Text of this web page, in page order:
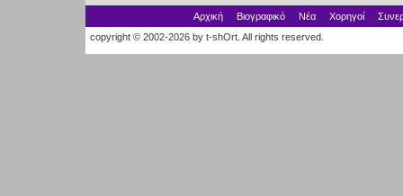
Αρχική Βιογραφικό Νέα Χορηγοί
copyright © 2002-2026 by t-shOrt. All rights reserved.